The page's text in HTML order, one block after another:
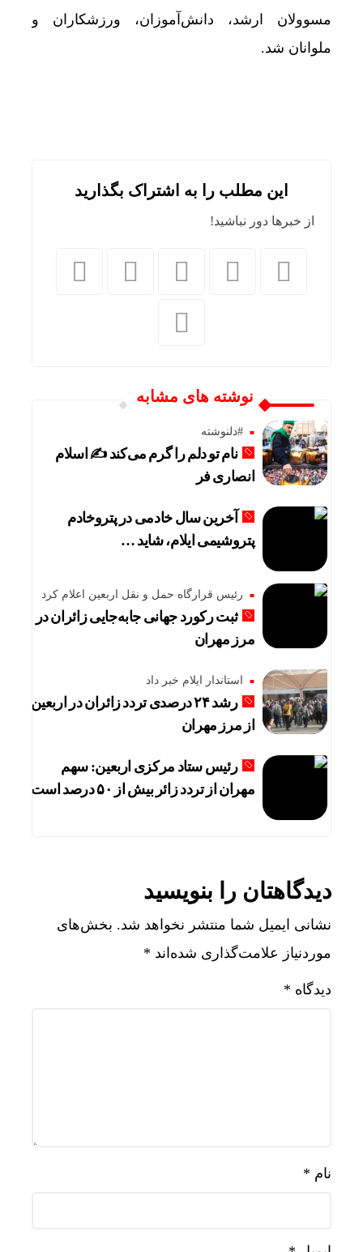
مسوولان ارشد، دانش‌آموزان، ورزشکاران و
ملوانان شد.
این مطلب را به اشتراک بگذارید
از خبرها دور نباشید!
نوشته های مشابه
#دلنوشته
نام تو دلم را گرم می‌کند ✍️ اسلام
انصاری فر
آخرین سال خادمی در پتروخادم
پتروشیمی ایلام، شاید …
رئیس قرارگاه حمل و نقل اربعین اعلام کرد
ثبت رکورد جهانی جابه‌جایی زائران در
مرز مهران
استاندار ایلام خبر داد
رشد ۲۴ درصدی تردد زائران در اربعین
از مرز مهران
رئیس ستاد مرکزی اربعین: سهم
مهران از تردد زائر بیش از ۵۰ درصد است
دیدگاهتان را بنویسید
نشانی ایمیل شما منتشر نخواهد شد. بخش‌های
موردنیاز علامت‌گذاری شده‌اند *
دیدگاه *
نام *